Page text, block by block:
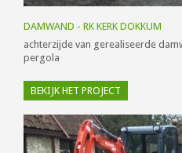
DAMWAND - RK KERK DOKKUM
achterzijde van gerealiseerde
pergola
BEKIJK HET PROJECT